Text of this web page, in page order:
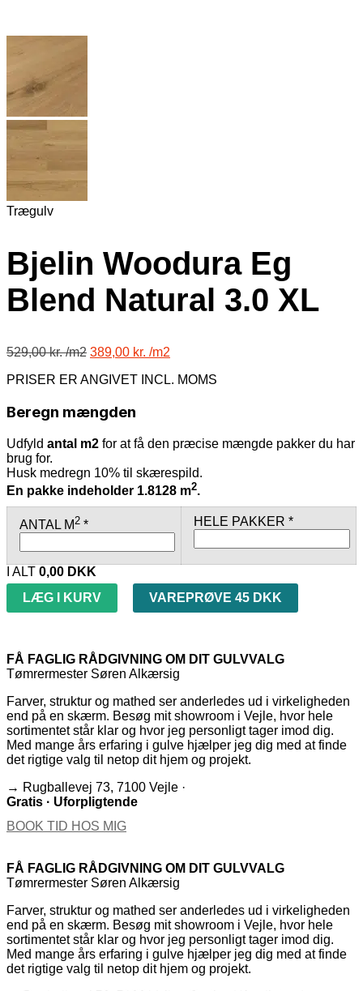
Trægulv
Bjelin Woodura Eg
Blend Natural 3.0 XL
529,00kr. 389,00 kr.
PRISER ER ANGIVET INCL. MOMS
Beregn mængden
Udfyld antal m2 for at få den præcise mængde pakker du har
brug for.
Husk medregn 10% til skærespild.
En pakke indeholder 1.8128 m2.
ANTAL M2 * HELE PAKKER *
I ALT 0,00 DKK
LÆG I KURV
VAREPRØVE 45 DKK
FÅ FAGLIG RÅDGIVNING OM DIT GULVVALG
Tømrermester Søren Alkærsig
Farver, struktur og mathed ser anderledes ud i virkeligheden
end på en skærm. Besøg mit showroom i Vejle, hvor hele
sortimentet står klar og hvor jeg personligt tager imod dig.
Med mange års erfaring i gulve hjælper jeg dig med at finde
det rigtige valg til netop dit hjem og projekt.
→ Rugballevej 73, 7100 Vejle ·
Gratis · Uforpligtende
BOOK TID HOS MIG
FÅ FAGLIG RÅDGIVNING OM DIT GULVVALG
Tømrermester Søren Alkærsig
Farver, struktur og mathed ser anderledes ud i virkeligheden
end på en skærm. Besøg mit showroom i Vejle, hvor hele
sortimentet står klar og hvor jeg personligt tager imod dig.
Med mange års erfaring i gulve hjælper jeg dig med at finde
det rigtige valg til netop dit hjem og projekt.